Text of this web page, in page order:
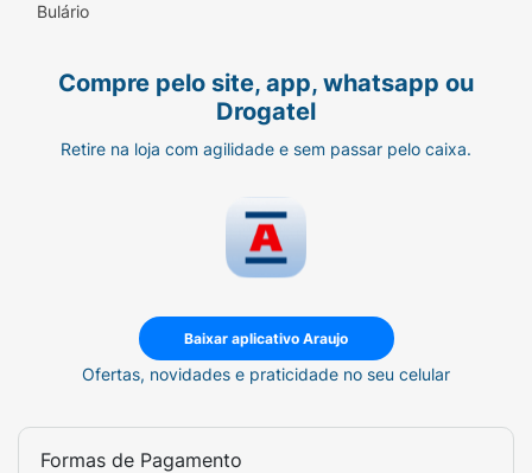
Bulário
Compre pelo site, app, whatsapp ou
Drogatel
Retire na loja com agilidade e sem passar pelo caixa.
Baixar aplicativo Araujo
Ofertas, novidades e praticidade no seu celular
Formas de Pagamento